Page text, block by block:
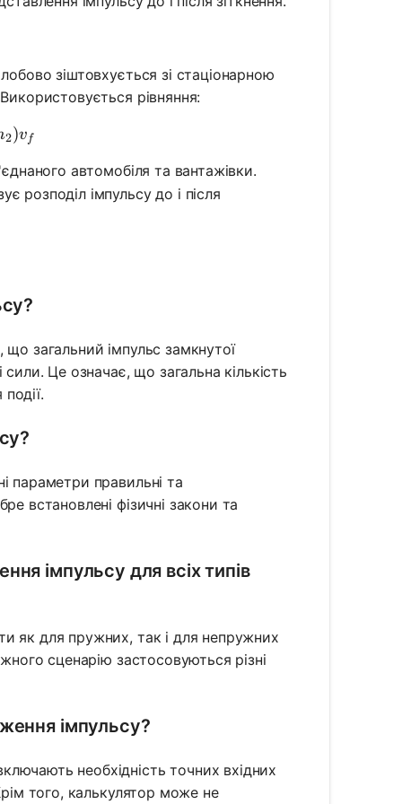
зіштовхується зі стаціонарною
рівняння:
+ m_2v_{2i} = (m_1 + m_2)v_f
2)vf
автомобіля та вантажівки.
розподіл імпульсу до і після
загальний імпульс замкнутої
Це означає, що загальна кількість
параметри правильні та
встановлені фізичні закони та
імпульсу для всіх типів
як для пружних, так і для непружних
сценарію застосовуються різні
імпульсу?
необхідність точних вхідних
того, калькулятор може не